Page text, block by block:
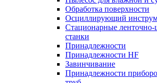
Обработка поверхности
Осциллирующий
Стационарные
станки
Принадлежности
Принадлежности HF
Завинчивание
Принадлежности